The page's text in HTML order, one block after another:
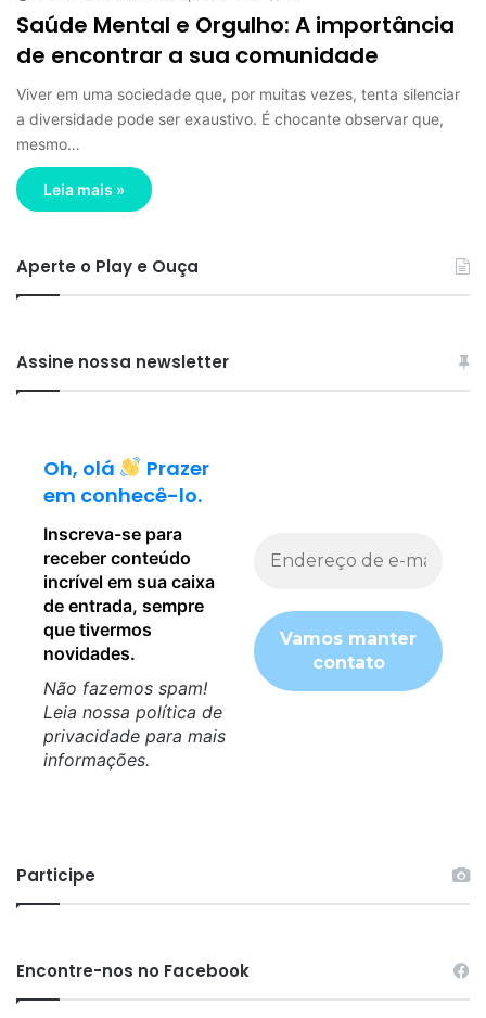
Saúde Mental e Orgulho: A importância
de encontrar a sua comunidade
Viver em uma sociedade que, por muitas vezes, tenta silenciar
a diversidade pode ser exaustivo. É chocante observar que,
mesmo…
Leia mais »
Aperte o Play e Ouça
Assine nossa newsletter
Oh, olá
Prazer
em conhecê-lo.
Inscreva-se para
receber conteúdo
incrível em sua caixa
de entrada, sempre
que tivermos
novidades.
Não fazemos spam!
Leia nossa política de
privacidade para mais
informações.
Participe
Encontre-nos no Facebook